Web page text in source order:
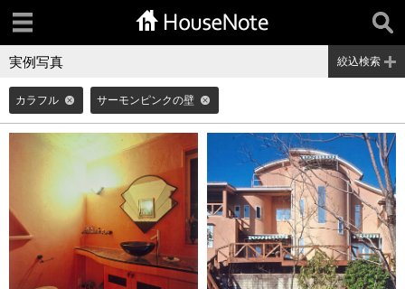
実例写真 絞込検索
カラフル サーモンピンクの壁